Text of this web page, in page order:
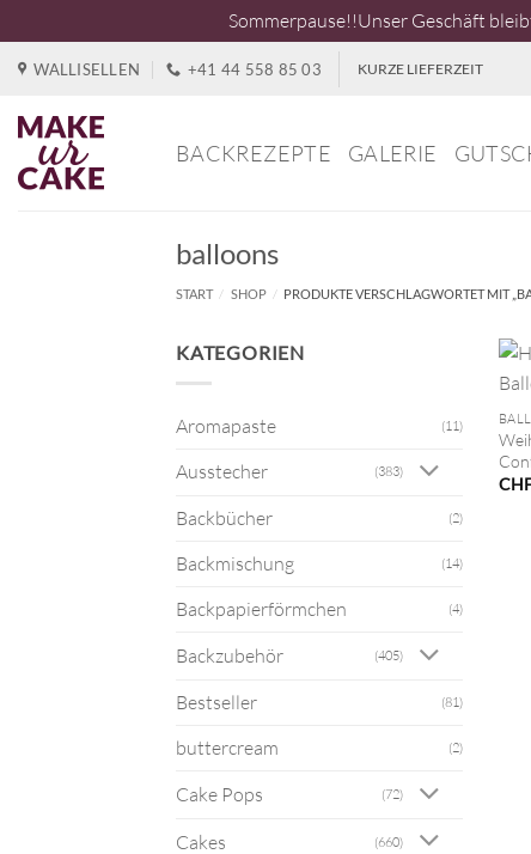
Sommerpause!!Unser Geschäft
springen
WALLISELLEN +41 44 558 85 03 KURZE LIEFERZEIT
BACKREZEPTE GALERIE
balloons
START / SHOP / PRODUKTE VERSCHLAGWORTET MIT
KATEGORIEN
Aromapaste (11)
Ausstecher (383)
Backbücher (2)
Backmischung (14)
Backpapierförmchen (4)
Backzubehör (405)
Bestseller (81)
buttercream (2)
Cake Pops (72)
Cakes (660)
+